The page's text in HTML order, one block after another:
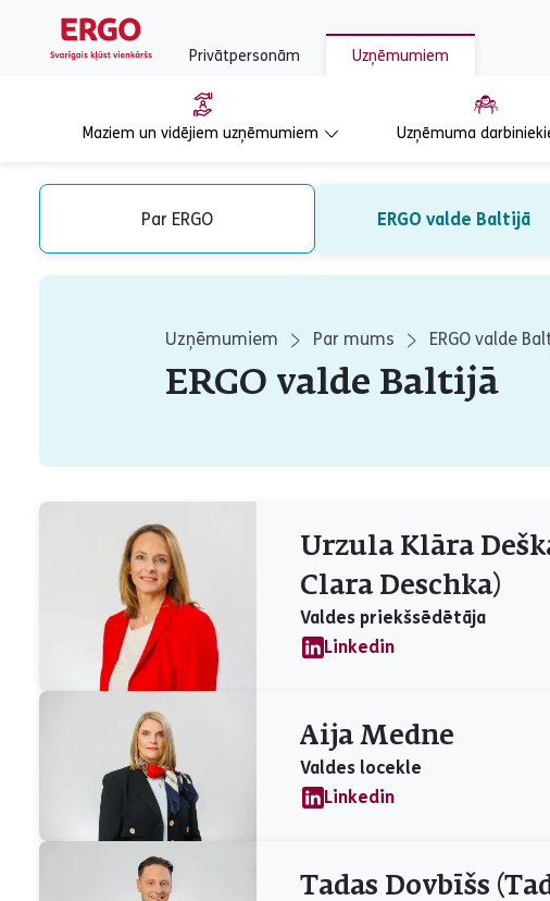
Privātpersonām Uzņēmumiem
Maziem un vidējiem uzņēmumiem Uzņēmuma
Par ERGO ERGO valde Baltijā
Uzņēmumiem Par mums ERGO valde
ERGO valde Baltijā
Urzula Klāra
Clara Deschka)
Valdes priekšsēdētāja
Linkedin
Aija Medne
Valdes locekle
Linkedin
Tadas Dovbīšs